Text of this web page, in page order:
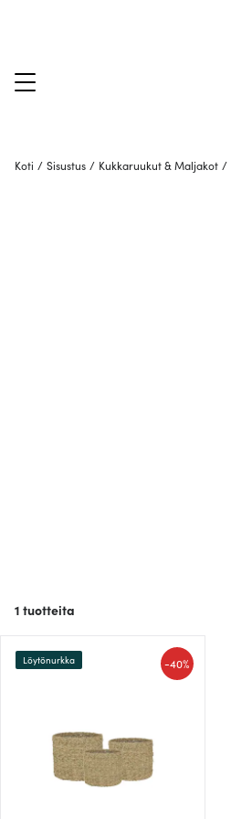
Koti / Sisustus / Kukkaruukut & Maljakot /
1 tuotteita
-40%
Löytönurkka